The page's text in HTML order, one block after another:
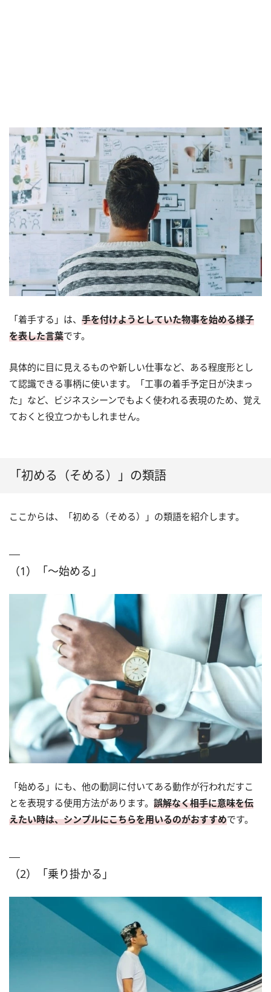
「着手する」は、 手を付けようとしていた物事を始める様子
を表した言葉です。
具体的に目に見えるものや新しい仕事など、ある程度形とし
て認識できる事柄に使います。「工事の着手予定日が決まっ
た」など、ビジネスシーンでもよく使われる表現のため、覚え
ておくと役立つかもしれません。
「初める（そめる）」の類語
ここからは、「初める（そめる）」の類語を紹介します。
（1）「～始める」
「始める」にも、他の動詞に付いてある動作が行われだすこ
とを表現する使用方法があります。 誤解なく相手に意味を伝
えたい時は、シンプルにこちらを用いるのがおすすめです。
（2）「乗り掛かる」